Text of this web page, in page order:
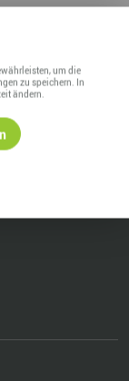
GMBH
um die
zu speichern. In
ändern.